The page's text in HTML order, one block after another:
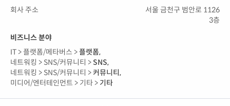
회사 주소
서울 금천구 범안로 1126
3층
비즈니스 분야
IT >플랫폼/메타버스 >플랫폼,
네트워킹 > SNS/커뮤니티 >SNS,
네트워킹 > SNS/커뮤니티 >커뮤니티,
미디어/엔터테인먼트 > 기타 > 기타